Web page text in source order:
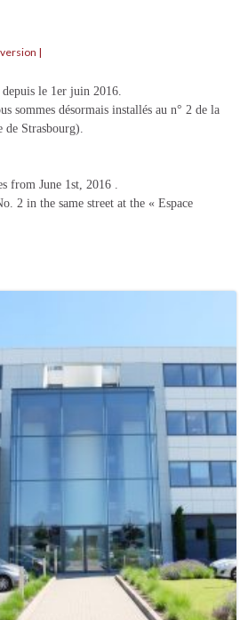
|
depuis le 1er juin 2016.
sommes désormais installés au n° 2 de la
de Strasbourg).
from June 1st, 2016 .
2 in the same street at the « Espace